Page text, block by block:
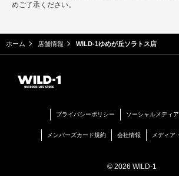
めご了承ください。
ホーム 店舗情報 WILD-1ゆめが丘ソラトス店
プライバシーポリシー ソーシャルメディ
メンバーズカード規約 会社情報 メディア
© 2026 WILD-1